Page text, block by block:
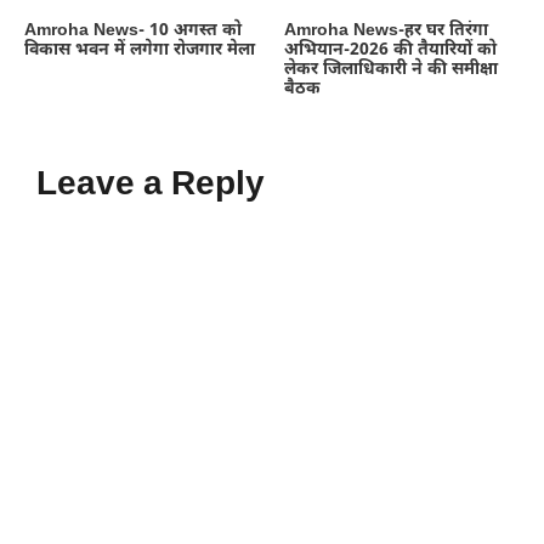
Amroha News- 10 अगस्त को
विकास भवन में लगेगा रोजगार मेला
Amroha News-हर घर तिरंगा
अभियान-2026 की तैयारियों को
लेकर जिलाधिकारी ने की समीक्षा
बैठक
Leave a Reply